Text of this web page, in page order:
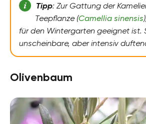
Tipp: Zur Gattung der
Teepflanze (Camellia sinensis
für den Wintergarten geeignet ist.
unscheinbare, aber intensiv
Olivenbaum